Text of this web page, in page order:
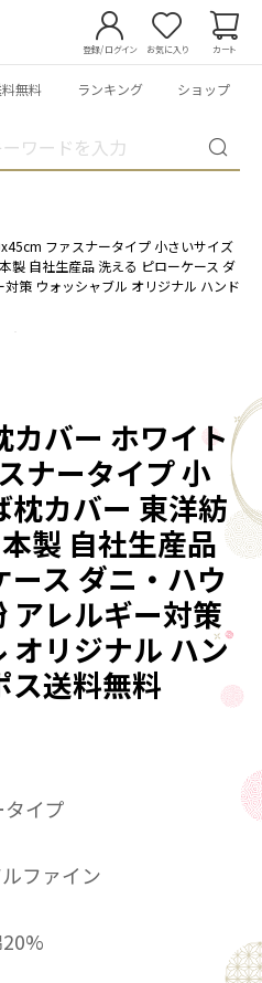
登録/ログイン お気に入り カート
無料 ランキング ショップ
ファスナータイプ 小さいサイズ
製 自社生産品 洗える ピローケース ダ
策 ウォッシャブル オリジナル ハンド
カバー ホワイト
ナータイプ 小
枕カバー 東洋紡
製 自社生産品
ス ダニ・ハウ
アレルギー対策
オリジナル ハン
ス送料無料
イプ
ファイン